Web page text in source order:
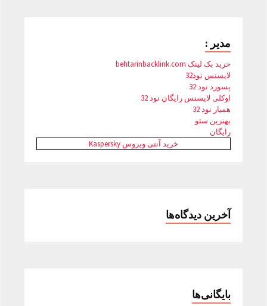
مدیر :
خرید بک لینک behtarinbacklink.com
لایسنس نود32
پسورد نود 32
اوکلی لایسنس رایگان نود 32
همیار نود 32
بهترین سئو
رایگان
خرید آنتی ویروس Kaspersky
آخرین دیدگاه‌ها
بایگانی‌ها